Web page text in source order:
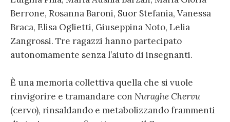
Berrone, Rosanna Baroni, Suor Stefania, Vanessa
Braca, Elisa Oglietti, Giuseppina Noto, Lelia
Zangrossi. Tre ragazzi hanno partecipato
autonomamente senza l’aiuto di insegnanti.
È una memoria collettiva quella che si vuole
rinvigorire e tramandare con Nuraghe Chervu
(cervo), rinsaldando e metabolizzando frammenti